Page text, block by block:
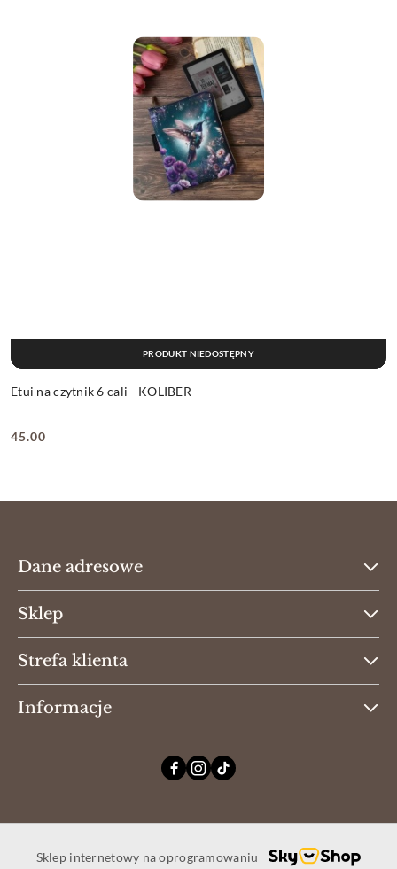
Etui na czytnik 6 cali - KOLIBER
Cena:
45.00
PRODUKT NIEDOSTĘPNY
Dane adresowe
Sklep
Strefa klienta
Informacje
Sklep internetowy na oprogramowaniu